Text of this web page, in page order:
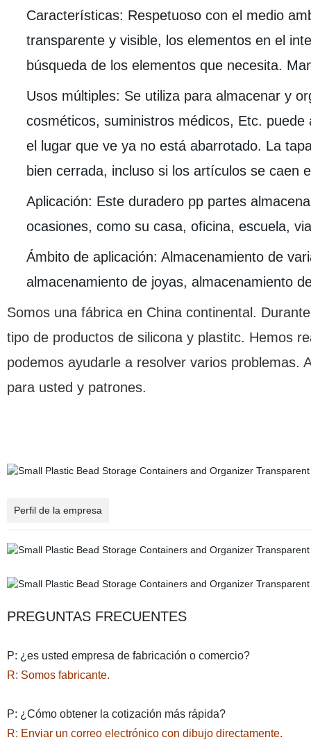
Características: Respetuoso con el medio
transparente y visible, los elementos en el
búsqueda de los elementos que necesita.
Usos múltiples: Se utiliza para almacenar y
cosméticos, suministros médicos, Etc.
el lugar que ve ya no está abarrotado. La
bien cerrada, incluso si los artículos se caen
Aplicación: Este duradero pp partes
ocasiones, como su casa, oficina, escuela,
Ámbito de aplicación: Almacenamiento de
almacenamiento de joyas, almacenamiento
Somos una fábrica en China continental.
tipo de productos de silicona y plastitc. Hemos
podemos ayudarle a resolver varios problemas.
para usted y patrones.
Perfil de la empresa
PREGUNTAS FRECUENTES
P: ¿es usted empresa de fabricación o comercio?
R: Somos fabricante.
P: ¿Cómo obtener la cotización más rápida?
R: Enviar un correo electrónico con dibujo directamente.